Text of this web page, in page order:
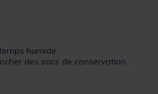
humide.
des sacs de conservation.